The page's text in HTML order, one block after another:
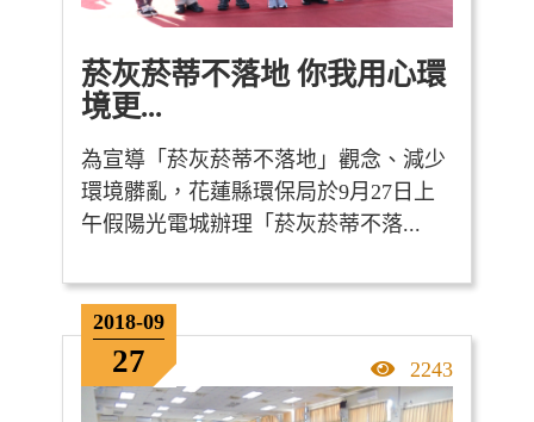
菸灰菸蒂不落地 你我用心環
境更...
為宣導「菸灰菸蒂不落地」觀念、減少
環境髒亂，花蓮縣環保局於9月27日上
午假陽光電城辦理「菸灰菸蒂不落...
2018-09
27 點擊率
2243